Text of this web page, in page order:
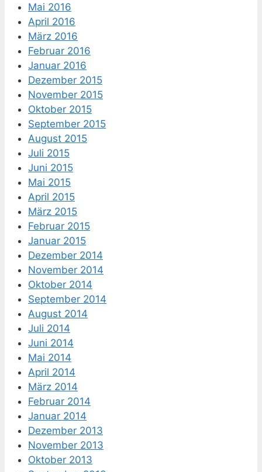
Mai 2016
April 2016
März 2016
Februar 2016
Januar 2016
Dezember 2015
November 2015
Oktober 2015
September 2015
August 2015
Juli 2015
Juni 2015
Mai 2015
April 2015
März 2015
Februar 2015
Januar 2015
Dezember 2014
November 2014
Oktober 2014
September 2014
August 2014
Juli 2014
Juni 2014
Mai 2014
April 2014
März 2014
Februar 2014
Januar 2014
Dezember 2013
November 2013
Oktober 2013